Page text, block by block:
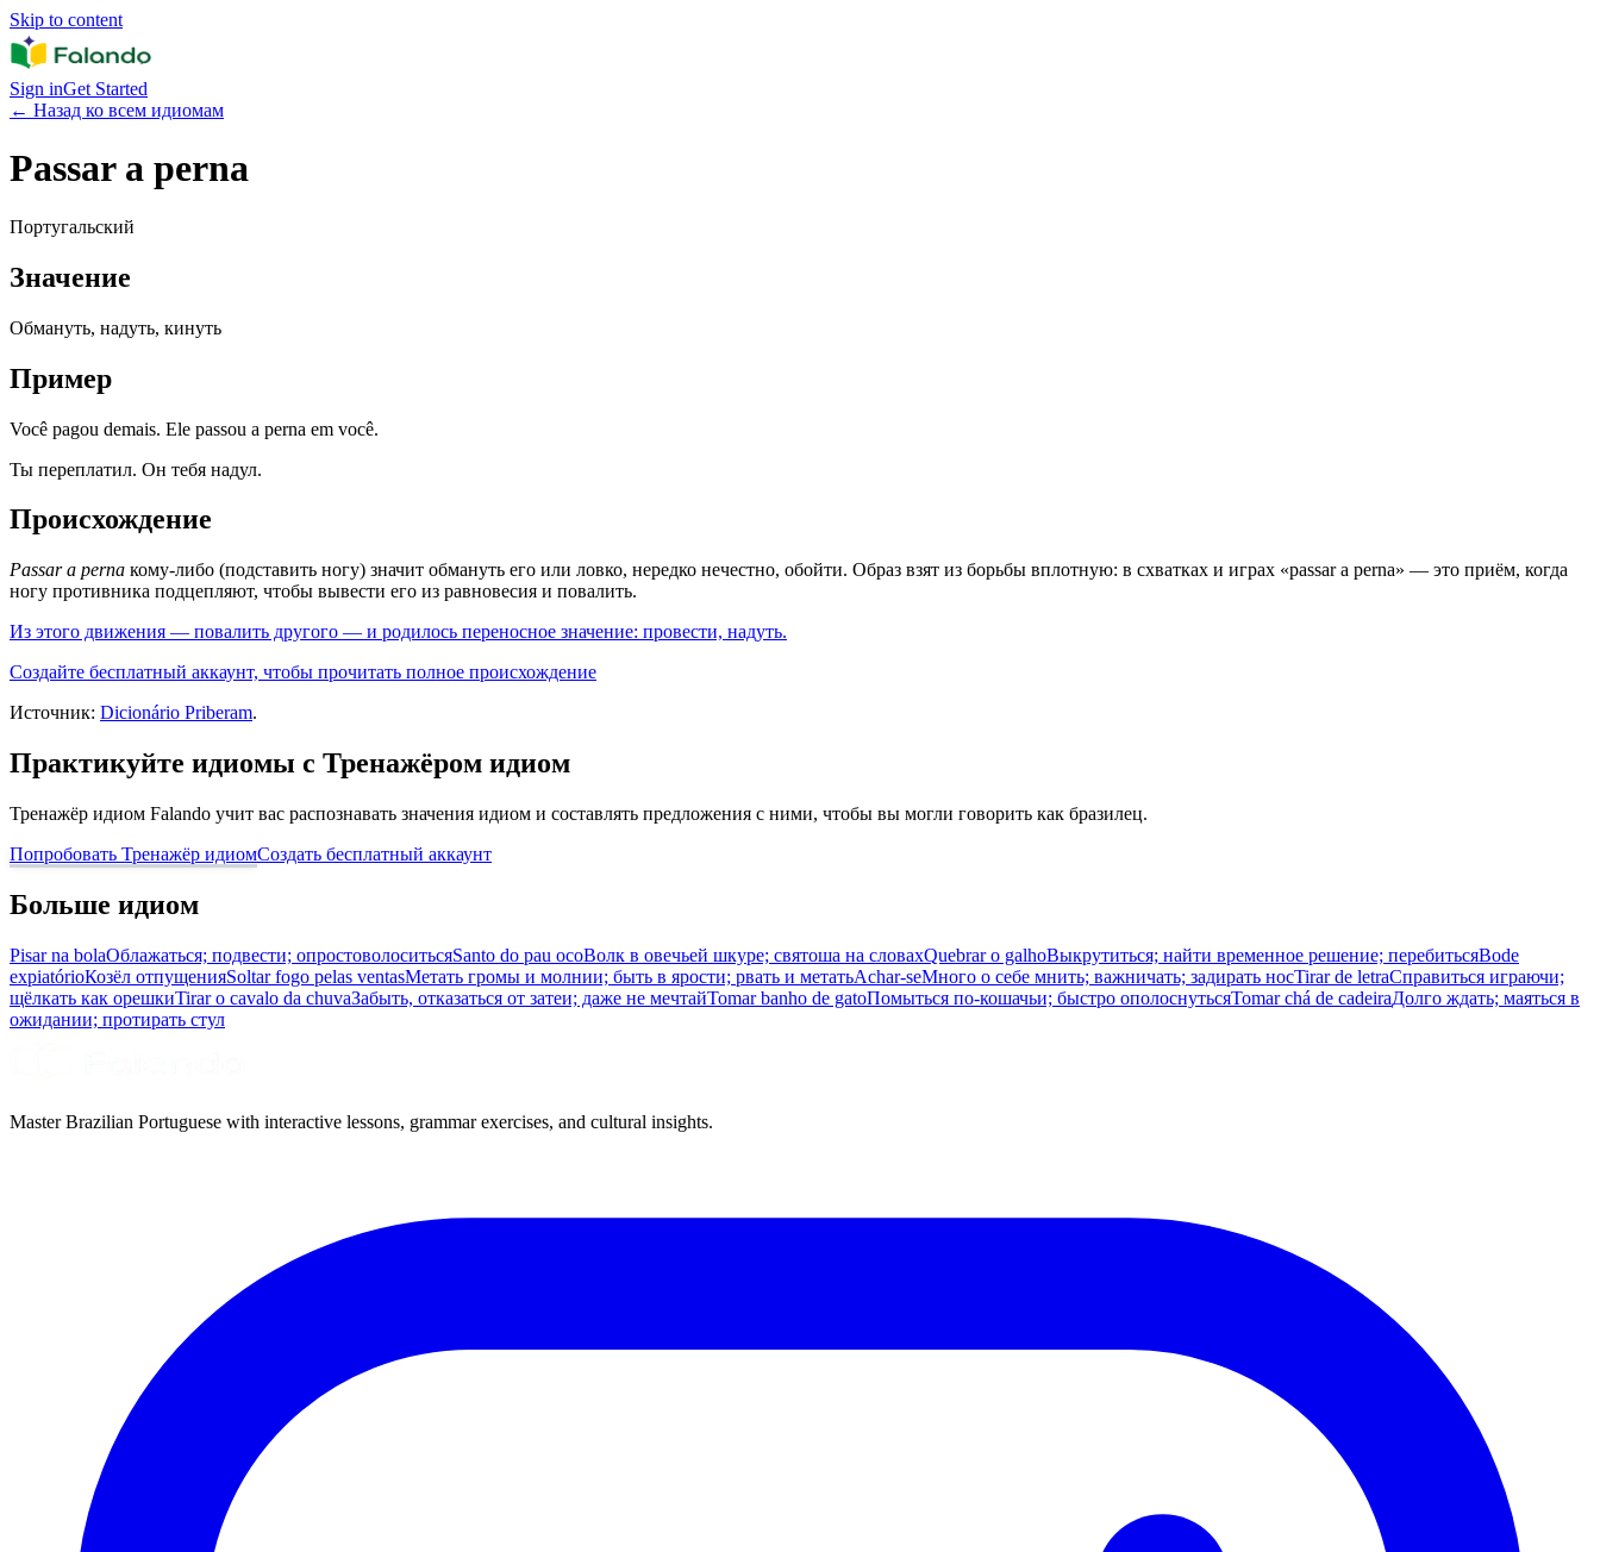
Skip to content
Sign inGet Started
← Назад ко всем идиомам
Passar a perna
Португальский
Значение
Обмануть, надуть, кинуть
Пример
Você pagou demais. Ele passou a perna em você.
Ты переплатил. Он тебя надул.
Происхождение
Passar a perna кому-либо (подставить ногу) значит обмануть его или ловко, нередко нечестно, обойти. Образ взят из борьбы вплотную: в схватках и играх «passar a perna» — это приём, когда
ногу противника подцепляют, чтобы вывести его из равновесия и повалить.
Из этого движения — повалить другого — и родилось переносное значение: провести, надуть.
Создайте бесплатный аккаунт, чтобы прочитать полное происхождение
Источник: Dicionário Priberam.
Практикуйте идиомы с Тренажёром идиом
Тренажёр идиом Falando учит вас распознавать значения идиом и составлять предложения с ними, чтобы вы могли говорить как бразилец.
Попробовать Тренажёр идиомСоздать бесплатный аккаунт
Больше идиом
Pisar na bolaОблажаться; подвести; опростоволоситьсяSanto do pau ocoВолк в овечьей шкуре; святоша на словахQuebrar o galhoВыкрутиться; найти временное решение; перебитьсяBode
expiatórioКозёл отпущенияSoltar fogo pelas ventasМетать громы и молнии; быть в ярости; рвать и метатьAchar-seМного о себе мнить; важничать; задирать носTirar de letraСправиться играючи;
щёлкать как орешкиTirar o cavalo da chuvaЗабыть, отказаться от затеи; даже не мечтайTomar banho de gatoПомыться по-кошачьи; быстро ополоснутьсяTomar chá de cadeiraДолго ждать; маяться в
ожидании; протирать стул
Master Brazilian Portuguese with interactive lessons, grammar exercises, and cultural insights.